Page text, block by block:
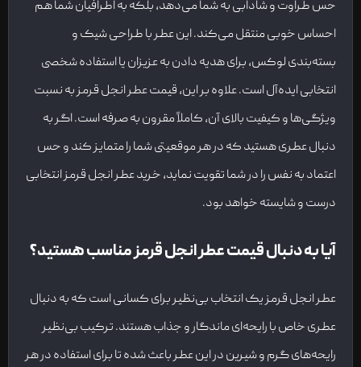
حس طراوت و شادابی به شما می‌دهد، بلکه به اطرافیان شما هم
احساس خوبی منتقل می‌کند. این عطر با طراحی شیک و
بسته‌بندی لوکس، برای هدیه دادن به عزیزان یا استفاده شخصی
انتخابی ایده‌آل است. علاوه بر این، قیمت عطر انجل قرمز به نسبت
ویژگی‌ها و کیفیت بالای آن، کاملاً مقرون به صرفه است. اگر به
دنبال عطری هستید که در هر موقعیتی شما را متمایز کند و حس
اعتماد به نفس را در شما تقویت نماید، خرید عطر انجل قرمز انتخابی
درست و شایسته خواهد بود.
آیا به دنبال قیمت عطر انجل قرمز مناسب هستید؟
عطر انجل قرمز یک انتخاب بی‌نظیر برای کسانی است که به دنبال
عطری خاص با رایحه‌ای ماندگار و جذاب هستند. ترکیب بی‌نظیر
رایحه‌های گرم و شیرین در این عطر باعث شده تا برای استفاده در هر